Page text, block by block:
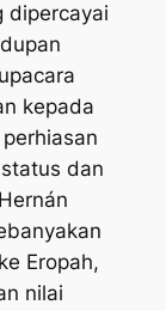
dipercayai
kepada
dan
Eropah,
nilai